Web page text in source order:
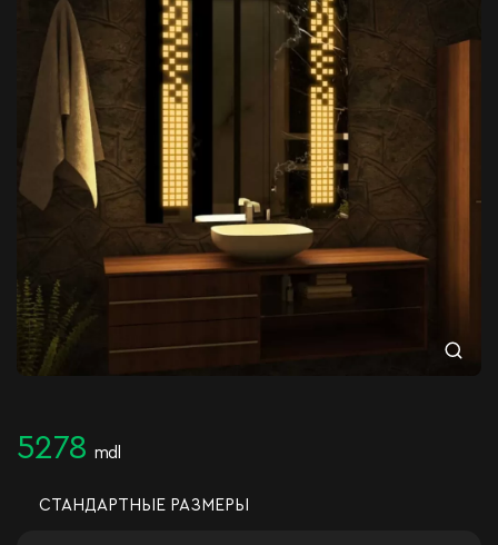
5278 mdl
СТАНДАРТНЫЕ РАЗМЕРЫ